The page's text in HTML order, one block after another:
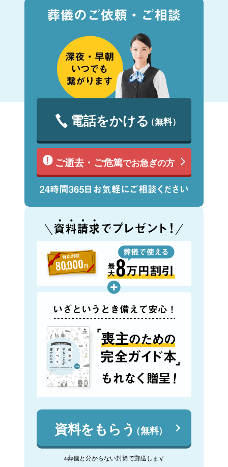
電話をかける（無料）
ご逝去・ご危篤でお急ぎの方
資料をもらう（無料）
※葬儀と分からない封筒で郵送します